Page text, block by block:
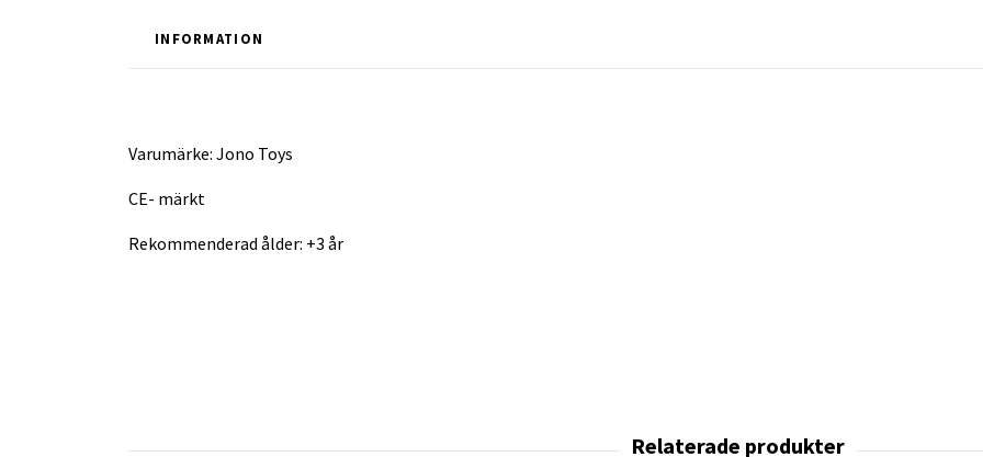
INFORMATION
Varumärke: Jono Toys
CE- märkt
Rekommenderad ålder: +3 år